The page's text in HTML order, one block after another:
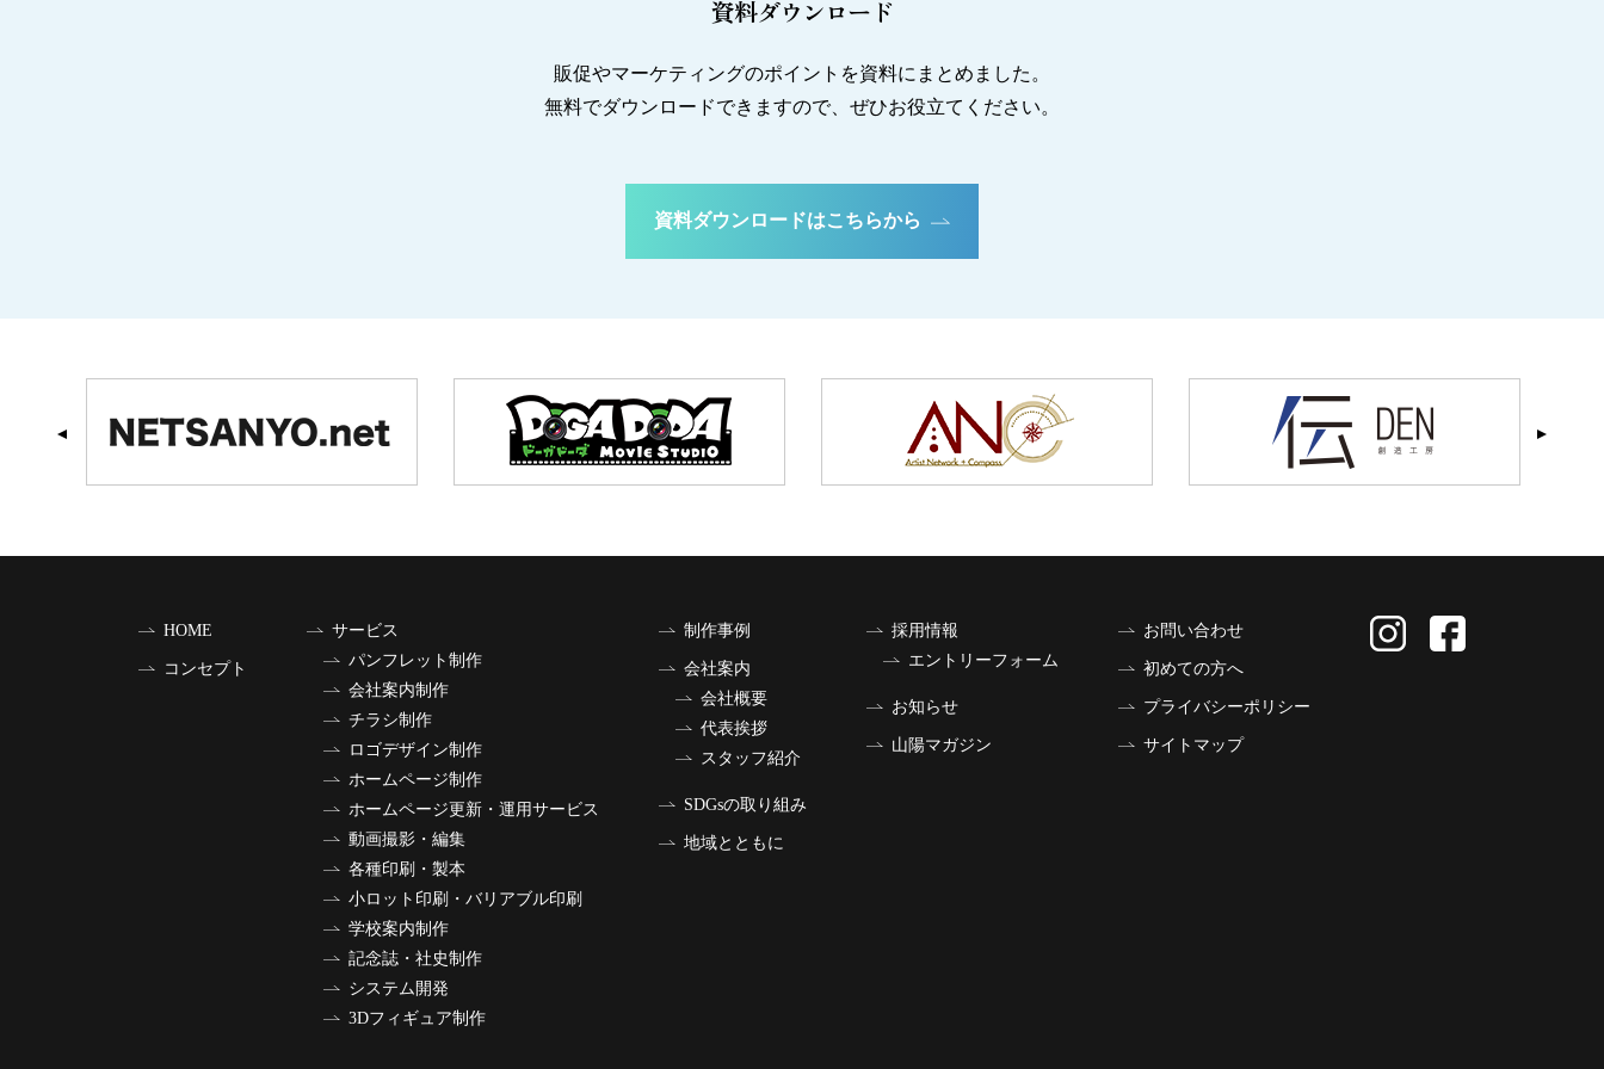
資料ダウンロード
販促やマーケティングのポイントを資料にまとめました。
無料でダウンロードできますので、ぜひお役立てください。
資料ダウンロードはこちらから
HOME
コンセプト
サービス
パンフレット制作
会社案内制作
チラシ制作
ロゴデザイン制作
ホームページ制作
ホームページ更新・運用サービス
動画撮影・編集
各種印刷・製本
小ロット印刷・バリアブル印刷
学校案内制作
記念誌・社史制作
システム開発
3Dフィギュア制作
制作事例
会社案内
会社概要
代表挨拶
スタッフ紹介
SDGsの取り組み
地域とともに
採用情報
エントリーフォーム
お知らせ
山陽マガジン
お問い合わせ
初めての方へ
プライバシーポリシー
サイトマップ